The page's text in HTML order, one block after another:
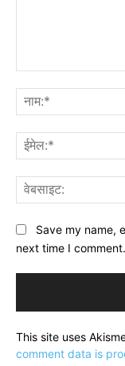
Save my name,
next time I comment.
This site uses
comment data is